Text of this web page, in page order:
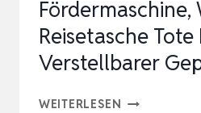
B…
Fördermaschine,
Reisetasche
Verstellbarer
WEITERLESEN NASJAC